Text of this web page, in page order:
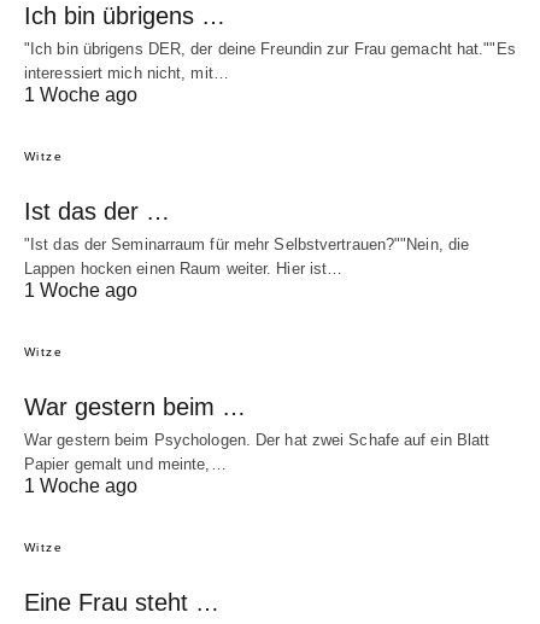
Ich bin übrigens …
"Ich bin übrigens DER, der deine Freundin zur Frau gemacht hat.""Es
interessiert mich nicht, mit…
1 Woche ago
Witze
Ist das der …
"Ist das der Seminarraum für mehr Selbstvertrauen?""Nein, die
Lappen hocken einen Raum weiter. Hier ist…
1 Woche ago
Witze
War gestern beim …
War gestern beim Psychologen. Der hat zwei Schafe auf ein Blatt
Papier gemalt und meinte,…
1 Woche ago
Witze
Eine Frau steht …